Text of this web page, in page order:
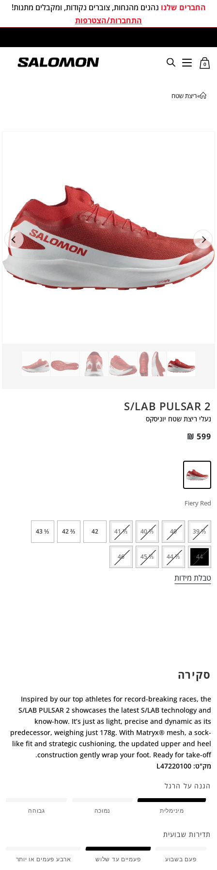
החברים שלנו נהנים מהנחות, צוברים נקודות, ומקבלים מתנות!
התחברות/הצטרפות
0
»ריצת שטח
S/LAB PULSAR 2
נעלי ריצת שטח יוניסקס
₪ 599
Fiery Red
⅓ 39
40
⅔ 40
⅓ 41
42
⅔ 42
⅓ 43
44
⅔ 44
⅓ 45
46
טבלת מידות
סקירה
Inspired by our top athletes for record-breaking races, the
S/LAB PULSAR 2 showcases the latest S/LAB technology and
know-how. It’s just as light, precise and dynamic as its
predecessor, weighing just 178g. With Matryx® mesh, a sock-
like fit and strategic cushioning, the updated upper and heel
construction gently wrap your foot. Ready for take-off.
מק"ט: L47220100
הגנה על הרגל
מינימלית נמוכה גבוהה
תדירות שבועית
פעם בשבוע פעמיים עד שלוש ארבע פעמים או יותר